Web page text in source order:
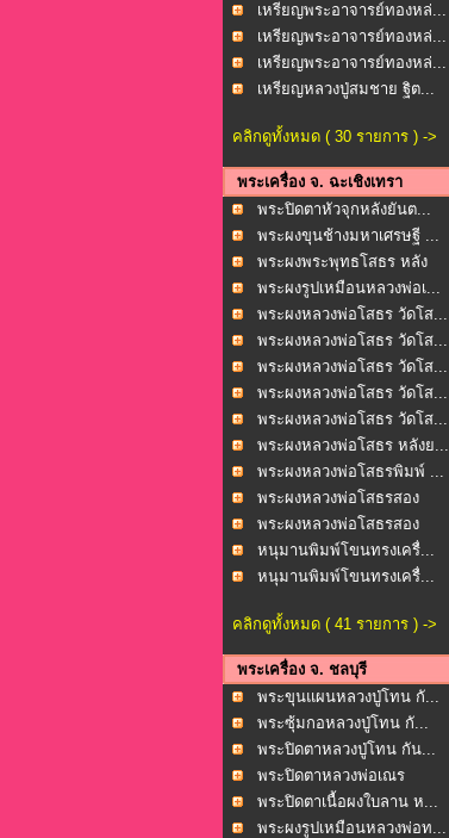
เหรียญพระอาจารย์ทองหล่...
เหรียญพระอาจารย์ทองหล่...
เหรียญพระอาจารย์ทองหล่...
เหรียญหลวงปู่สมชาย ฐิต...
คลิกดูทั้งหมด ( 30 รายการ ) ->
พระเครื่อง จ. ฉะเชิงเทรา
พระปิดตาหัวจุกหลังยันต...
พระผงขุนช้างมหาเศรษฐี ...
พระผงพระพุทธโสธร หลัง
ย...
พระผงรูปเหมือนหลวงพ่อเ...
พระผงหลวงพ่อโสธร วัดโส...
พระผงหลวงพ่อโสธร วัดโส...
พระผงหลวงพ่อโสธร วัดโส...
พระผงหลวงพ่อโสธร วัดโส...
พระผงหลวงพ่อโสธร วัดโส...
พระผงหลวงพ่อโสธร หลังย...
พระผงหลวงพ่อโสธรพิมพ์ ...
พระผงหลวงพ่อโสธรสอง
หน้...พระผงหลวงพ่อโสธรสอง
หน้...หนุมานพิมพ์โขนทรงเครื่...
หนุมานพิมพ์โขนทรงเครื่...
คลิกดูทั้งหมด ( 41 รายการ ) ->
พระเครื่อง จ. ชลบุรี
พระขุนแผนหลวงปู่โทน กั...
พระซุ้มกอหลวงปู่โทน กั...
พระปิดตาหลวงปู่โทน กัน...
พระปิดตาหลวงพ่อเณร
โพธ...พระปิดตาเนื้อผงใบลาน ห...
พระผงรูปเหมือนหลวงพ่อท...